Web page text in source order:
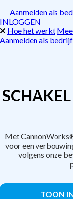
Aanmelden als
INLOGGEN
Hoe het werkt
Aanmelden als bedrijf
Met
voor een
volgens onze
TOON